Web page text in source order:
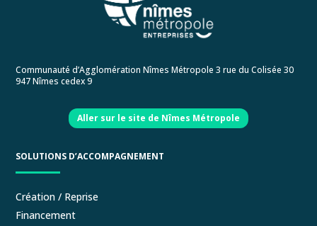
Communauté d’Agglomération Nîmes Métropole 3 rue du Colisée 30
947 Nîmes cedex 9
Aller sur le site de Nîmes Métropole
SOLUTIONS D’ACCOMPAGNEMENT
Création / Reprise
Financement